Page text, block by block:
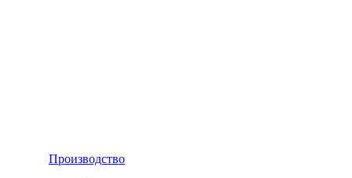
Производство